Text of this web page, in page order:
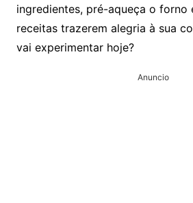
ingredientes, pré-aqueça o forno
receitas trazerem alegria à sua
vai experimentar hoje?
Anuncio